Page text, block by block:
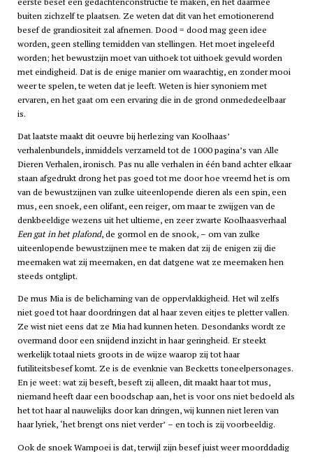
buiten zichzelf te plaatsen. Ze weten dat dit van het emotionerend
besef de grandiositeit zal afnemen. Dood = dood mag geen idee
worden, geen stelling temidden van stellingen. Het moet ingeleefd
worden; het bewustzijn moet van uithoek tot uithoek gevuld worden
met eindigheid. Dat is de enige manier om waarachtig, en zonder mooi
weer te spelen, te weten dat je leeft. Weten is hier synoniem met
ervaren, en het gaat om een ervaring die in de grond onmededeelbaar
is.
Dat laatste maakt dit oeuvre bij herlezing van Koolhaas’
verhalenbundels, inmiddels verzameld tot de 1000 pagina’s van Alle
Dieren Verhalen, ironisch. Pas nu alle verhalen in één band achter elkaar
staan afgedrukt drong het pas goed tot me door hoe vreemd het is om
van de bewustzijnen van zulke uiteenlopende dieren als een spin, een
mus, een snoek, een olifant, een reiger, om maar te zwijgen van de
denkbeeldige wezens uit het ultieme, en zeer zwarte Koolhaasverhaal
Een gat in het plafond, de gormol en de snook, – om van zulke
uiteenlopende bewustzijnen mee te maken dat zij de enigen zij die
meemaken wat zij meemaken, en dat datgene wat ze meemaken hen
steeds ontglipt.
De mus Mia is de belichaming van de oppervlakkigheid. Het wil zelfs
niet goed tot haar doordringen dat al haar zeven eitjes te pletter vallen.
Ze wist niet eens dat ze Mia had kunnen heten. Desondanks wordt ze
overmand door een snijdend inzicht in haar geringheid. Er steekt
werkelijk totaal niets groots in de wijze waarop zij tot haar
futiliteitsbesef komt. Ze is de evenknie van Becketts toneelpersonages.
En je weet: wat zij beseft, beseft zij alleen, dit maakt haar tot mus,
niemand heeft daar een boodschap aan, het is voor ons niet bedoeld als
het tot haar al nauwelijks door kan dringen, wij kunnen niet leren van
haar lyriek, ‘het brengt ons niet verder’ – en toch is zij voorbeeldig.
Ook de snoek Wampoei is dat, terwijl zijn besef juist weer moorddadig